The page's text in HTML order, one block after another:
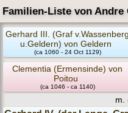
Familien-Liste von
Gerhard III. (Graf v.Wassenberg
u.Geldern) von Geldern
(ca 1060 - 24 Oct 1129)
Clementia (Ermensinde) von
Poitou
(ca 1046 - ca 1140)
m.